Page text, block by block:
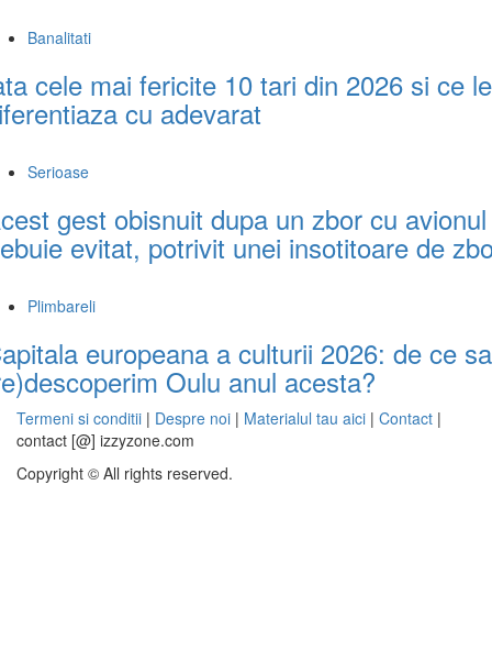
Banalitati
cele mai fericite 10 tari din 2026 si ce le
cu adevarat
Serioase
gest obisnuit dupa un zbor cu avionul
evitat, potrivit unei insotitoare de
Plimbareli
europeana a culturii 2026: de ce sa
Oulu anul acesta?
Termeni si conditii | Despre noi | Materialul tau aici | Contact |
contact [@] izzyzone.com
Copyright © All rights reserved.